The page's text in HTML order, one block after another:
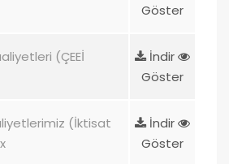
Göster
(ÇEEİ
İndir
Göster
(İktisat
İndir
Göster